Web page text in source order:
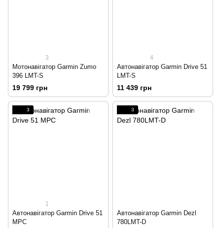
3
Мотонавігатор Garmin Zumo
396 LMT-S
19 799 грн
4
Автонавігатор Garmin Drive 51
LMT-S
11 439 грн
3
1
Автонавігатор Garmin Drive 51
MPC
3
Автонавігатор Garmin Dezl
780LMT-D